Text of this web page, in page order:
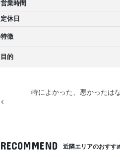
営業時間
定休日
特徴
目的
特によかった、悪かったは
RECOMMEND 近隣エリアのおすす